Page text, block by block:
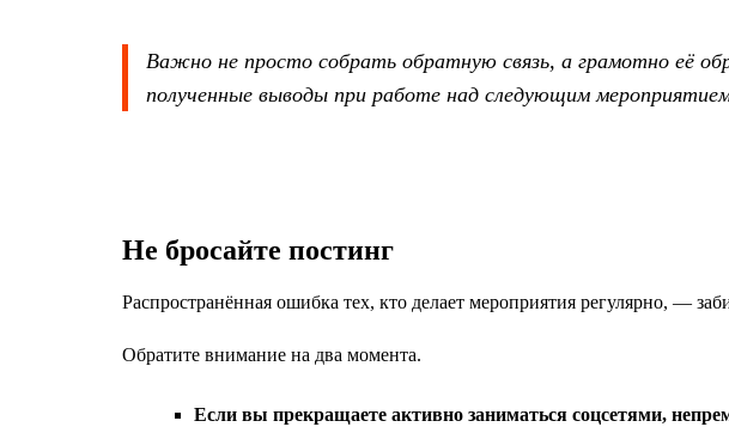
Важно не просто собрать обратную связь, а грамотно её
полученные выводы при работе над следующим
Не бросайте постинг
Распространённая ошибка тех, кто делает мероприятия регулярно, —
Обратите внимание на два момента.
Если вы прекращаете активно заниматься соцсетями,